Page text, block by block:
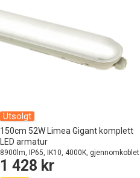
Utsolgt
150cm 52W Limea Gigant komplett
LED armatur
8900lm, IP65, IK10, 4000K, gjennomkoblet
1 428 kr